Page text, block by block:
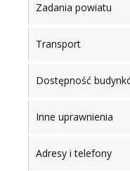
Zadania powiatu
Transport
Dostępność
Inne uprawnienia
Adresy i telefony